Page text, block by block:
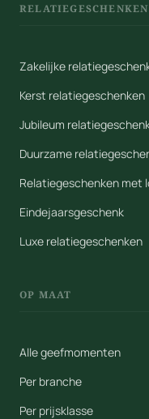
RELATIEGESCHENKEN
Zakelijke
Kerst relatiegeschenken
Jubileum
Duurzame
Relatiegeschenken met
Eindejaarsgeschenk
Luxe relatiegeschenken
OP MAAT
Alle geefmomenten
Per branche
Per prijsklasse